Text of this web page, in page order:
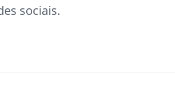
sociais.